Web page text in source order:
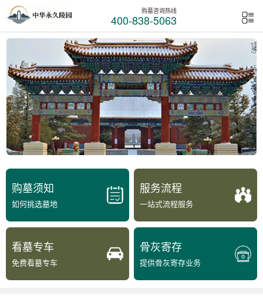
购墓咨询热线
400-838-5063
购墓须知
如何挑选墓地
服务流程
一站式流程服务
看墓专车
免费看墓专车
骨灰寄存
提供骨灰寄存业务